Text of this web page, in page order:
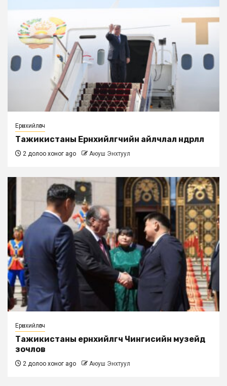
Ерөнхийлөгч
Тажикистаны Ерөнхийлөгчийн айлчлал өндөрлөлөө
2 долоо хоног ago Аюуш Энхтуул
Ерөнхийлөгч
Тажикистаны ерөнхийлөгч Чингисийн музейд
зочлов
2 долоо хоног ago Аюуш Энхтуул